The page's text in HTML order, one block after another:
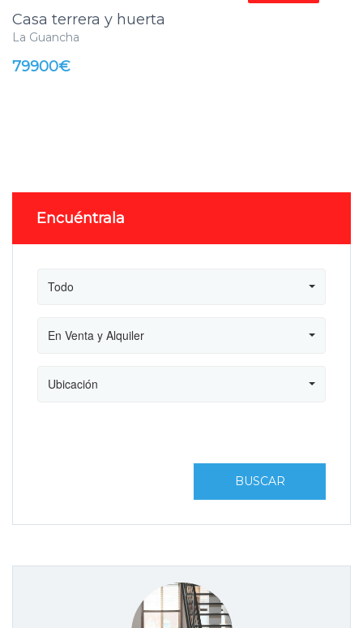
Casa terrera y huerta
La Guancha
79900€
Encuéntrala
Todo
En Venta y Alquiler
Ubicación
BUSCAR